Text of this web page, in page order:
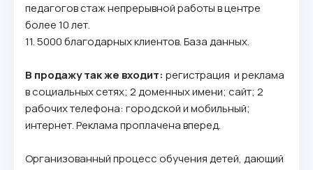
педагогов стаж непрерывной работы в центре
более 10 лет.
11. 5000 благодарных клиентов. База данных.
В продажу так же входит: регистрация и реклама
в социальных сетях; 2 доменных имени; сайт; 2
рабочих телефона: городской и мобильный;
интернет. Реклама проплачена вперед.
Организованный процесс обучения детей, дающий